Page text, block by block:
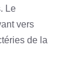
Le
vers
de la